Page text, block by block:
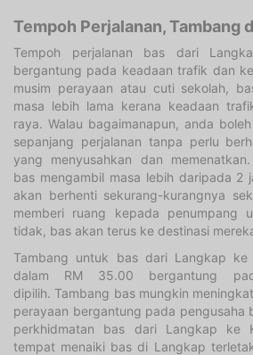
Tempoh Perjalanan, Tambang
Tempoh perjalanan bas dari
bergantung pada keadaan trafik dan
musim perayaan atau cuti sekolah,
masa lebih lama kerana keadaan
raya. Walau bagaimanapun, anda
sepanjang perjalanan tanpa perlu
yang menyusahkan dan
bas mengambil masa lebih daripada 2
akan berhenti sekurang-kurangnya
memberi ruang kepada penumpang
tidak, bas akan terus ke destinasi
Tambang untuk bas dari Langkap ke
dalam RM 35.00 bergantung
dipilih. Tambang bas mungkin
perayaan bergantung pada pengusaha
perkhidmatan bas dari Langkap ke
tempat menaiki bas di Langkap